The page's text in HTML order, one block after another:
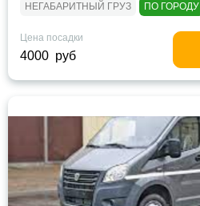
НЕГАБАРИТНЫЙ ГРУЗ ПО ГОРОДУ
Цена посадки
4000 руб